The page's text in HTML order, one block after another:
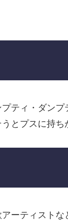
ティ・ダンプ
とプスに持ち
ーティスト